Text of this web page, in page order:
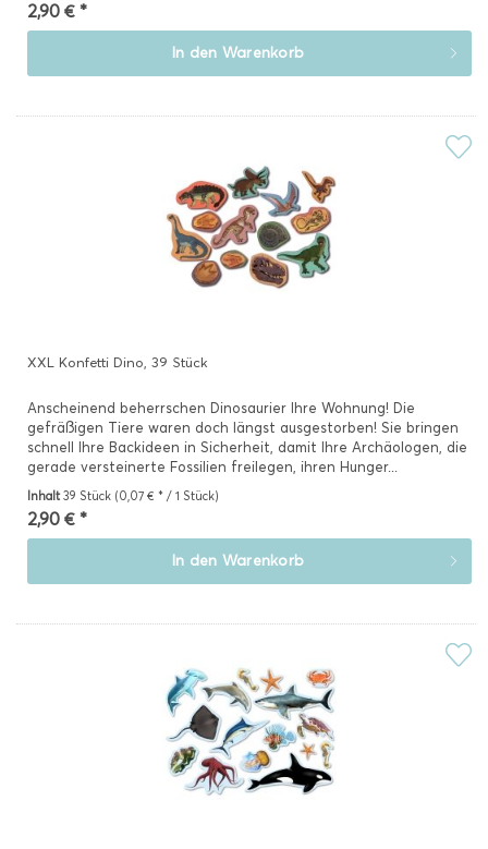
2,90 € *
In den Warenkorb
XXL Konfetti Dino, 39 Stück
Anscheinend beherrschen Dinosaurier Ihre Wohnung! Die
gefräßigen Tiere waren doch längst ausgestorben! Sie bringen
schnell Ihre Backideen in Sicherheit, damit Ihre Archäologen, die
gerade versteinerte Fossilien freilegen, ihren Hunger...
Inhalt39 Stück (0,07 € * / 1 Stück)
2,90 € *
In den Warenkorb